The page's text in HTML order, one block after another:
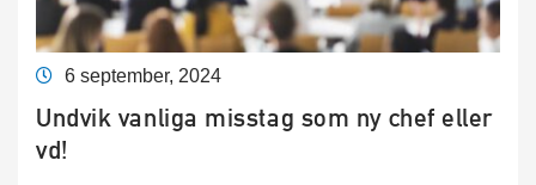
6 september, 2024
Undvik vanliga misstag som ny chef eller
vd!